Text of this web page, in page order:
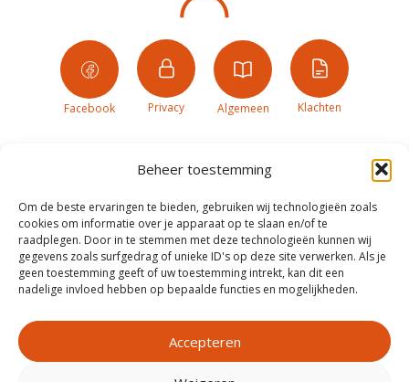
Beheer toestemming
Om de beste ervaringen te bieden, gebruiken wij technologieën zoals
cookies om informatie over je apparaat op te slaan en/of te
raadplegen. Door in te stemmen met deze technologieën kunnen wij
gegevens zoals surfgedrag of unieke ID's op deze site verwerken. Als je
geen toestemming geeft of uw toestemming intrekt, kan dit een
nadelige invloed hebben op bepaalde functies en mogelijkheden.
Accepteren
Facebook Privacy Algemeen Klachten